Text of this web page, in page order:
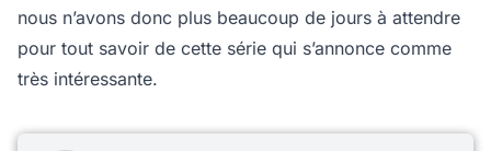
nous n’avons donc plus beaucoup de jours à attendre
pour tout savoir de cette série qui s’annonce comme
très intéressante.